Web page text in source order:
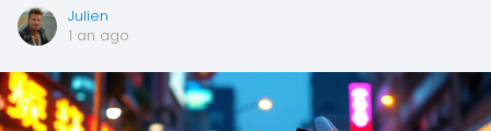
Julien
1 an ago